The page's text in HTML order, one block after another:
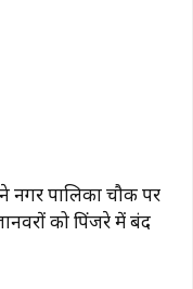
नगर पालिका चौक पर
को पिंजरे में बंद